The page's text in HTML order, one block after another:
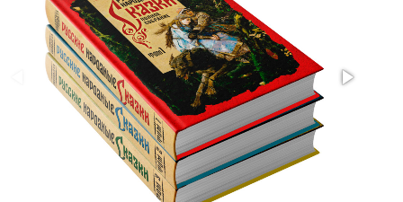
Разведка
и
шпионаж
Мемуары
и
биографии
Учебная
литература